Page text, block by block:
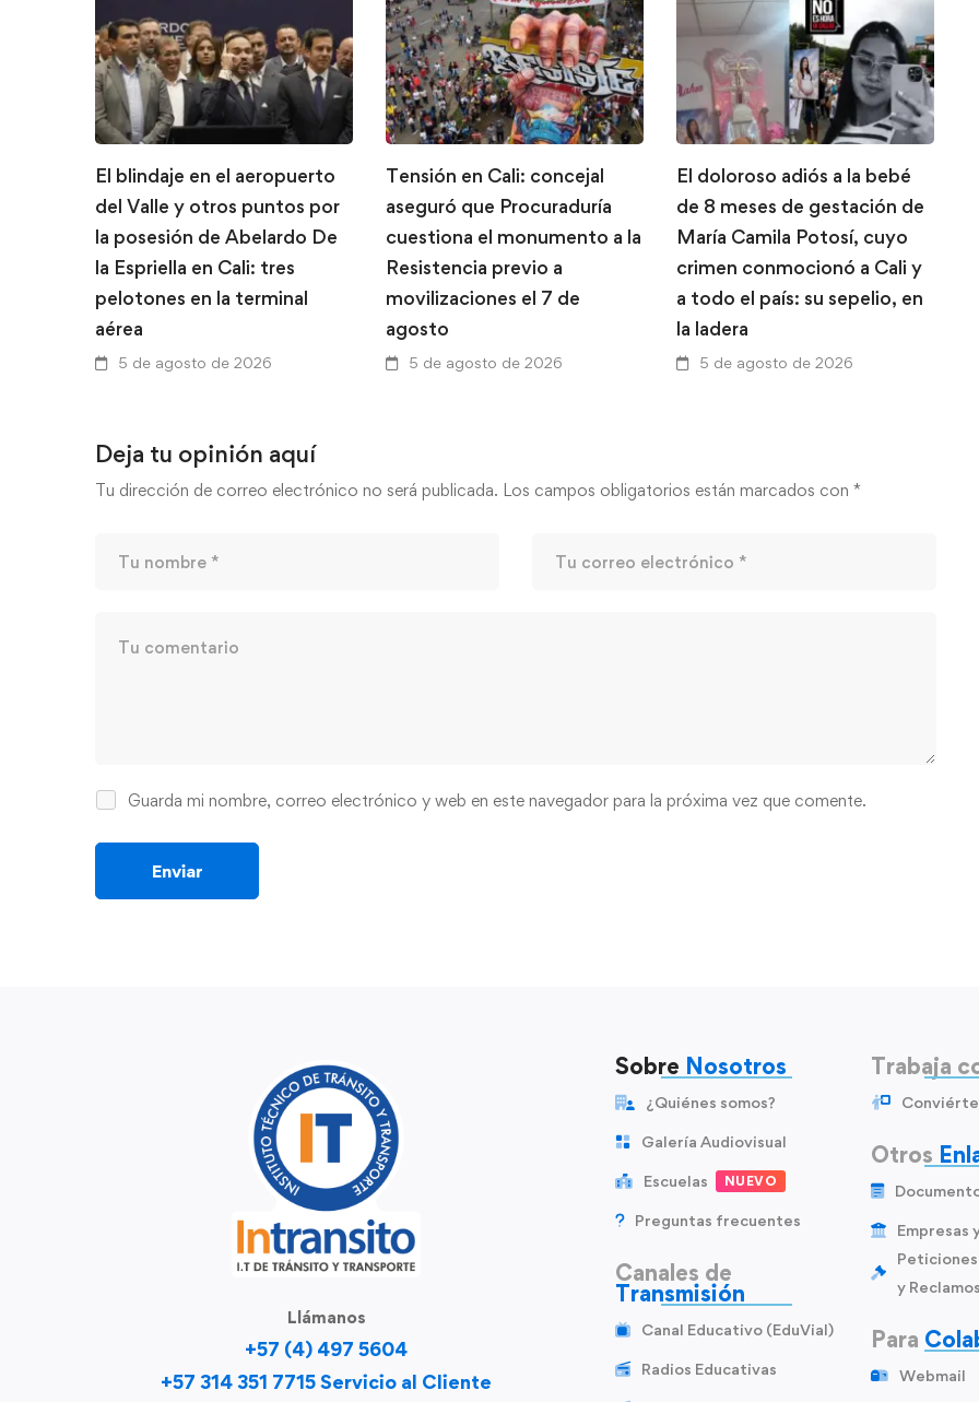
El blindaje en el aeropuerto
del Valle y otros puntos por
la posesión de Abelardo De
la Espriella en Cali: tres
pelotones en la terminal
aérea
5 de agosto de 2026
Tensión en Cali: concejal
aseguró que Procuraduría
cuestiona el monumento a la
Resistencia previo a
movilizaciones el 7 de
agosto
5 de agosto de 2026
El doloroso adiós a la bebé
de 8 meses de gestación de
María Camila Potosí, cuyo
crimen conmocionó a Cali y
a todo el país: su sepelio, en
la ladera
5 de agosto de 2026
Deja tu opinión aquí
Tu dirección de correo electrónico no será publicada. Los campos obligatorios están marcados con *
Guarda mi nombre, correo electrónico y web en este navegador para la próxima vez que comente.
Llámanos
+57 (4) 497 5604
+57 314 351 7715 Servicio al Cliente
Sobre Nosotros
¿Quiénes somos?
Galería Audiovisual
Escuelas NUEVO
Preguntas frecuentes
Canales de
Transmisión
Canal Educativo (EduVial)
Radios Educativas
Trabaja
Otros
Empresas
y Reclamos
Para
Webmail